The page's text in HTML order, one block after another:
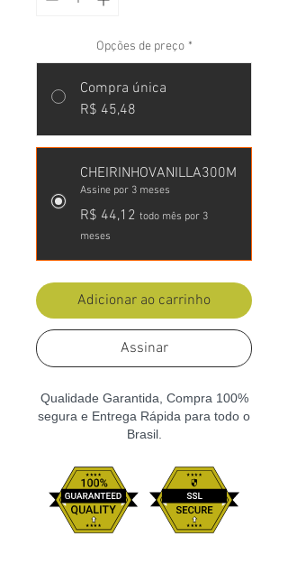
Opções de preço *
Compra única
R$ 45,48
CHEIRINHOVANILLA300M
Assine por 3 meses
R$ 44,12 todo mês por 3
meses
Adicionar ao carrinho
Assinar
Qualidade Garantida, Compra 100%
segura e Entrega Rápida para todo o
Brasil.